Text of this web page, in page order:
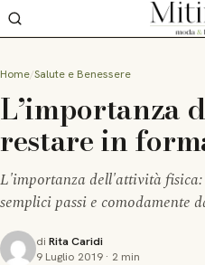
Home Salute e Benessere
L’importanza
restare in
L'importanza dell'attività
semplici passi e comodamente
di Rita Caridi
9 Luglio 2019 · 2 min